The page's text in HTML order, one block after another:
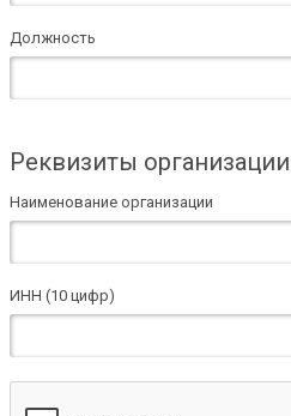
Должность
Реквизиты организации
Наименование организации
ИНН (10 цифр)